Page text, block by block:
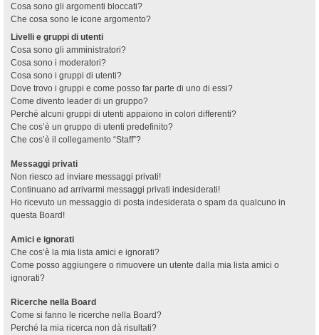
Cosa sono gli argomenti bloccati?
Che cosa sono le icone argomento?
Livelli e gruppi di utenti
Cosa sono gli amministratori?
Cosa sono i moderatori?
Cosa sono i gruppi di utenti?
Dove trovo i gruppi e come posso far parte di uno di essi?
Come divento leader di un gruppo?
Perché alcuni gruppi di utenti appaiono in colori differenti?
Che cos’è un gruppo di utenti predefinito?
Che cos’è il collegamento “Staff”?
Messaggi privati
Non riesco ad inviare messaggi privati!
Continuano ad arrivarmi messaggi privati indesiderati!
Ho ricevuto un messaggio di posta indesiderata o spam da qualcuno in
questa Board!
Amici e ignorati
Che cos’è la mia lista amici e ignorati?
Come posso aggiungere o rimuovere un utente dalla mia lista amici o
ignorati?
Ricerche nella Board
Come si fanno le ricerche nella Board?
Perché la mia ricerca non dà risultati?